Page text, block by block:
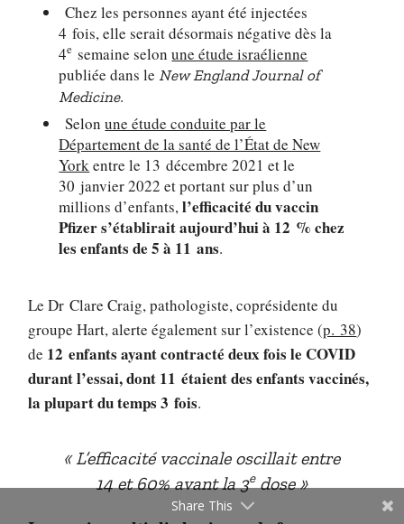
Chez les personnes ayant été injectées
4 fois, elle serait désormais négative dès la
4e semaine selonune étude israélienne
publiée dans le New England Journal of
Medicine.
Selonune étude conduite par le
Département de la santé de l’État de New
Yorkentre le 13 décembre 2021 et le
30 janvier 2022 et portant sur plus d’un
millions d’enfants,l’efficacité du vaccin
Pfizer s’établirait aujourd’hui à 12 % chez
les enfants de 5 à 11 ans.
Le Dr Clare Craig, pathologiste, coprésidente du
groupe Hart, alerte également sur l’existence (p. 38)
de 12 enfants ayant contracté deux fois le COVID
durant l’essai, dont 11 étaient des enfants vaccinés,
la plupart du temps 3 fois.
L’efficacité vaccinale oscillait entre
14 et 60% avant la 3edose
Share This